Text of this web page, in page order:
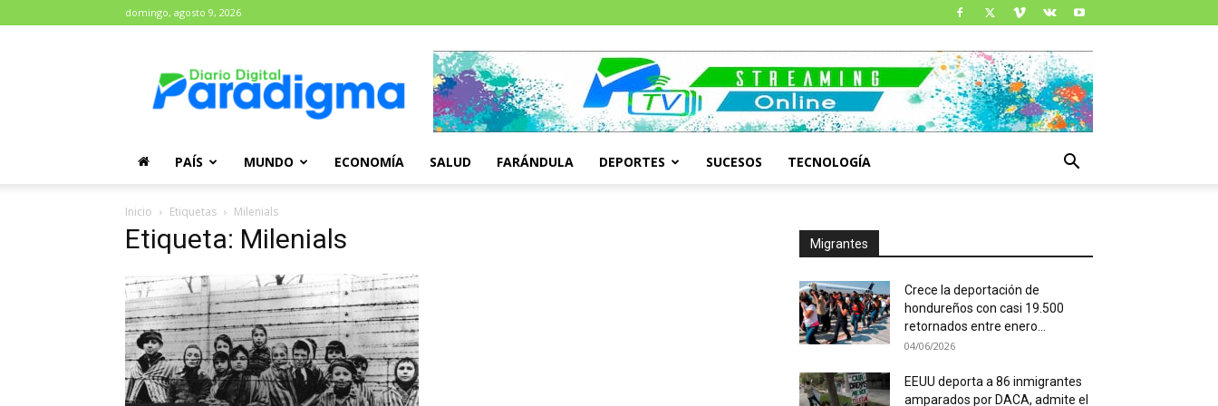
domingo, agosto 9, 2026
Paradigma
PAÍS MUNDO ECONOMÍA SALUD FARÁNDULA DEPORTES SUCESOS TECNOLOGÍA
Inicio Etiquetas Milenials
Etiqueta: Milenials Migrantes
Crece la deportación de
hondureños con casi 19.500
retornados entre enero...
04/06/2026
EEUU deporta a 86 inmigrantes
amparados por DACA, admite el